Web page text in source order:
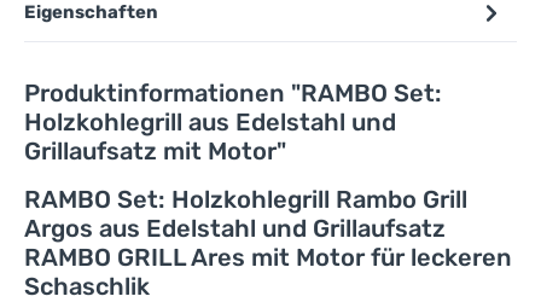
Eigenschaften
Produktinformationen "RAMBO Set:
Holzkohlegrill aus Edelstahl und
Grillaufsatz mit Motor"
RAMBO Set: Holzkohlegrill Rambo Grill
Argos aus Edelstahl und Grillaufsatz
RAMBO GRILL Ares mit Motor für leckeren
Schaschlik